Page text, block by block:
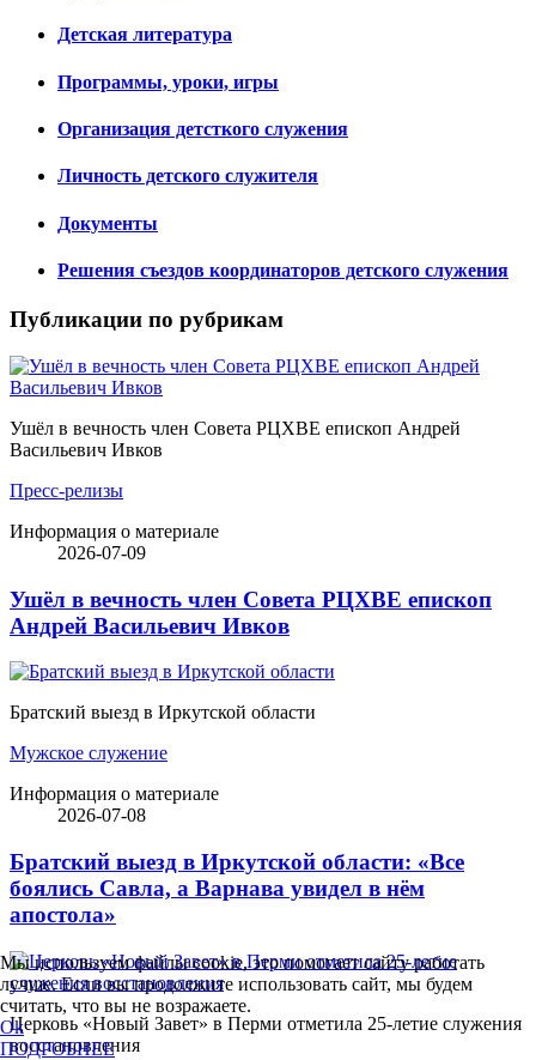
Детская литература
Программы, уроки, игры
Организация детсткого служения
Личность детского служителя
Документы
Решения съездов координаторов детского служения
Публикации по рубрикам
Ушёл в вечность член Совета РЦХВЕ епископ Андрей
Васильевич Ивков
Пресс-релизы
Информация о материале
2026-07-09
Ушёл в вечность член Совета РЦХВЕ епископ
Андрей Васильевич Ивков
Братский выезд в Иркутской области
Мужское служение
Информация о материале
2026-07-08
Братский выезд в Иркутской области: «Все
боялись Савла, а Варнава увидел в нём
апостола»
Церковь «Новый Завет» в Перми отметила 25-летие служения
восстановления
Мы используем файлы cookie, это помогает сайту работать
лучше. Если вы продолжите использовать сайт, мы будем
считать, что вы не возражаете.
Ok
ПОДРОБНЕЕ